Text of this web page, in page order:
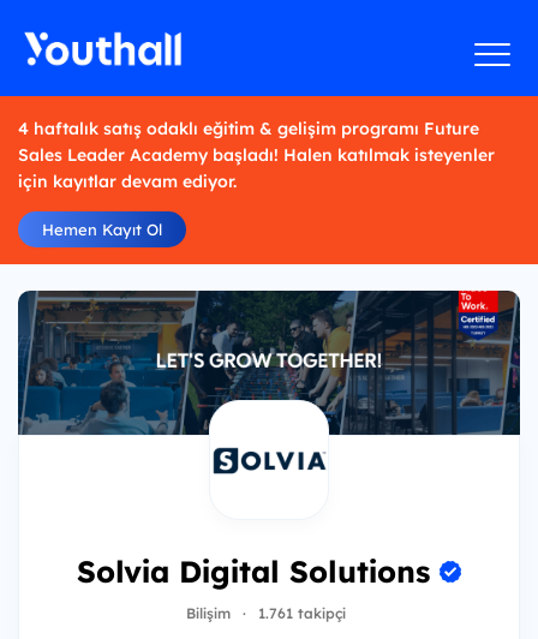
4 haftalık satış odaklı eğitim & gelişim programı Future
Sales Leader Academy başladı! Halen katılmak isteyenler
için kayıtlar devam ediyor.
Hemen Kayıt Ol
Solvia Digital Solutions
Bilişim · 1.761 takipçi